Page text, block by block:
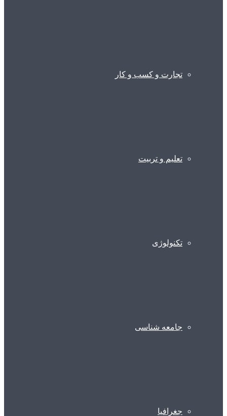
تجارت و کسب و کار
تعلیم و تربیت
تکنولوژی
جامعه شناسی
جغرافیا